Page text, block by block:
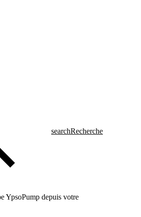
searchRecherche
YpsoPump depuis votre